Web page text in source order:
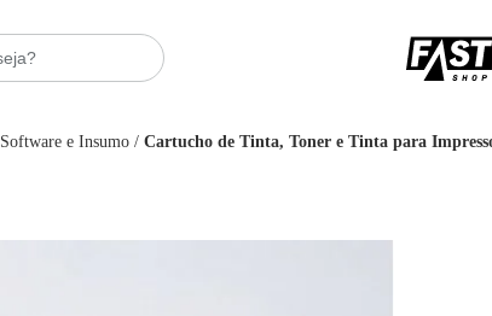
Software e Insumo / Cartucho de Tinta, Toner e Tinta para